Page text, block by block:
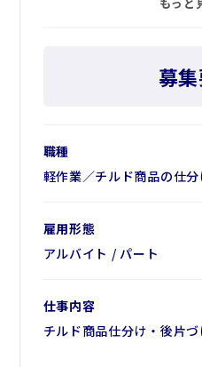
・建物内に売店有り、休
ものを扱います。
固定シフトなので予定が
商品を取り扱う物流セン
身近なものばかり。様々な
例えば「お豆腐は丁寧に
仕分け作業をお願いします。
基本的には固定シフトにな
先々の予定が立てやすく安
もっと
募
職種
軽作業／チルド商品の仕
雇用形態
アルバイト / パート
仕事内容
チルド商品仕分け・後片づ